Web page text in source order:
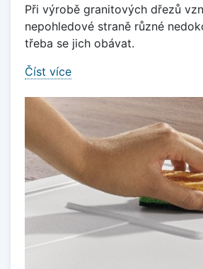
Při výrobě granitových dřezů
nepohledové straně různé
třeba se jich obávat.
Číst více